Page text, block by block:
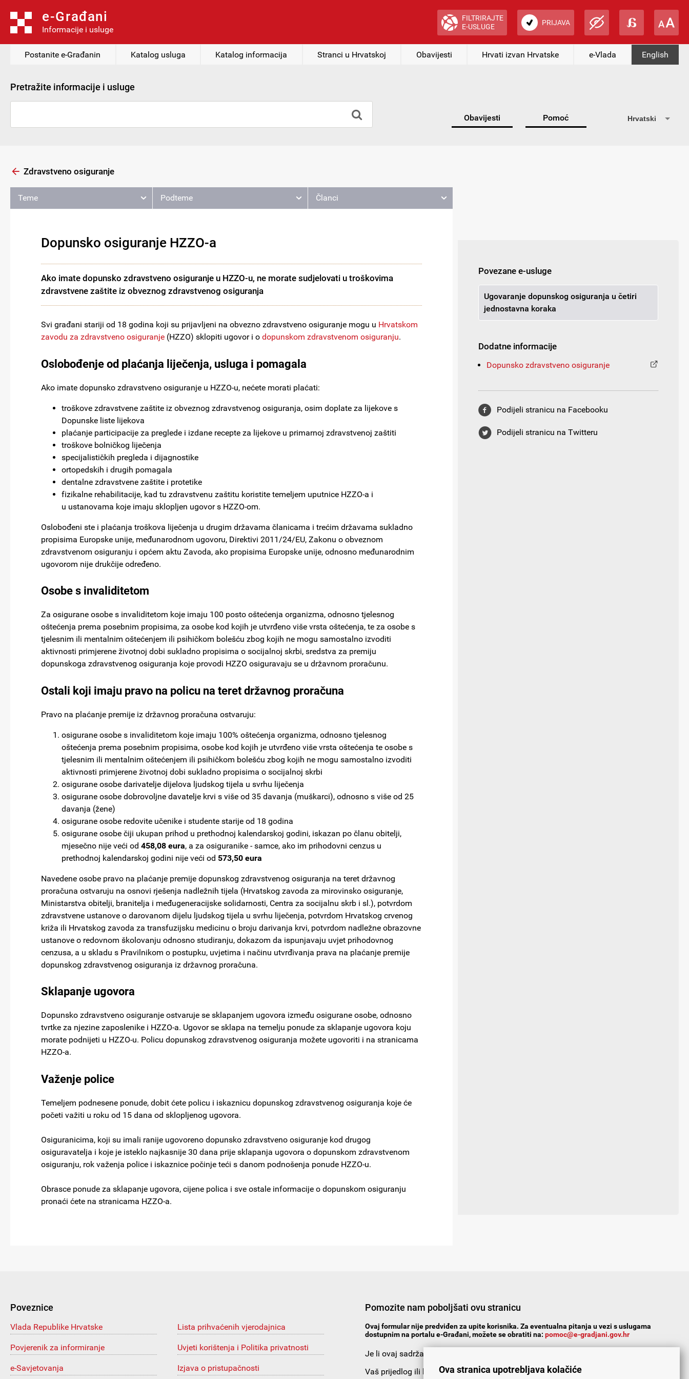
e-Građani
Informacije i usluge
FILTRIRAJTE
E-USLUGE
PRIJAVA
Postanite e-Građanin Katalog usluga Katalog informacija Stranci u Hrvatskoj Obavijesti Hrvati izvan Hrvatske e-Vlada English
Pretražite informacije i usluge
Obavijesti Pomoć Hrvatski
Zdravstveno osiguranje
Teme Podteme Članci
Dopunsko osiguranje HZZO-a
Ako imate dopunsko zdravstveno osiguranje u HZZO-u, ne morate sudjelovati u troškovima
zdravstvene zaštite iz obveznog zdravstvenog osiguranja
Svi građani stariji od 18 godina koji su prijavljeni na obvezno zdravstveno osiguranje mogu u Hrvatskom
zavodu za zdravstveno osiguranje (HZZO) sklopiti ugovor i o dopunskom zdravstvenom osiguranju.
Oslobođenje od plaćanja liječenja, usluga i pomagala
Ako imate dopunsko zdravstveno osiguranje u HZZO-u, nećete morati plaćati:
troškove zdravstvene zaštite iz obveznog zdravstvenog osiguranja, osim doplate za lijekove s
Dopunske liste lijekova
plaćanje participacije za preglede i izdane recepte za lijekove u primarnoj zdravstvenoj zaštiti
troškove bolničkog liječenja
specijalističkih pregleda i dijagnostike
ortopedskih i drugih pomagala
dentalne zdravstvene zaštite i protetike
fizikalne rehabilitacije, kad tu zdravstvenu zaštitu koristite temeljem uputnice HZZO-a i
u ustanovama koje imaju sklopljen ugovor s HZZO-om.
Oslobođeni ste i plaćanja troškova liječenja u drugim državama članicama i trećim državama sukladno
propisima Europske unije, međunarodnom ugovoru, Direktivi 2011/24/EU, Zakonu o obveznom
zdravstvenom osiguranju i općem aktu Zavoda, ako propisima Europske unije, odnosno međunarodnim
ugovorom nije drukčije određeno.
Osobe s invaliditetom
Za osigurane osobe s invaliditetom koje imaju 100 posto oštećenja organizma, odnosno tjelesnog
oštećenja prema posebnim propisima, za osobe kod kojih je utvrđeno više vrsta oštećenja, te za osobe s
tjelesnim ili mentalnim oštećenjem ili psihičkom bolešću zbog kojih ne mogu samostalno izvoditi
aktivnosti primjerene životnoj dobi sukladno propisima o socijalnoj skrbi, sredstva za premiju
dopunskoga zdravstvenog osiguranja koje provodi HZZO osiguravaju se u državnom proračunu.
Ostali koji imaju pravo na policu na teret državnog proračuna
Pravo na plaćanje premije iz državnog proračuna ostvaruju:
osigurane osobe s invaliditetom koje imaju 100% oštećenja organizma, odnosno tjelesnog
oštećenja prema posebnim propisima, osobe kod kojih je utvrđeno više vrsta oštećenja te osobe s
tjelesnim ili mentalnim oštećenjem ili psihičkom bolešću zbog kojih ne mogu samostalno izvoditi
aktivnosti primjerene životnoj dobi sukladno propisima o socijalnoj skrbi
osigurane osobe darivatelje dijelova ljudskog tijela u svrhu liječenja
osigurane osobe dobrovoljne davatelje krvi s više od 35 davanja (muškarci), odnosno s više od 25
davanja (žene)
osigurane osobe redovite učenike i studente starije od 18 godina
osigurane osobe čiji ukupan prihod u prethodnoj kalendarskoj godini, iskazan po članu obitelji,
mjesečno nije veći od 458,08 eura, a za osiguranike - samce, ako im prihodovni cenzus u
prethodnoj kalendarskoj godini nije veći od 573,50 eura
Navedene osobe pravo na plaćanje premije dopunskog zdravstvenog osiguranja na teret državnog
proračuna ostvaruju na osnovi rješenja nadležnih tijela (Hrvatskog zavoda za mirovinsko osiguranje,
Ministarstva obitelji, branitelja i međugeneracijske solidarnosti, Centra za socijalnu skrb i sl.), potvrdom
zdravstvene ustanove o darovanom dijelu ljudskog tijela u svrhu liječenja, potvrdom Hrvatskog crvenog
križa ili Hrvatskog zavoda za transfuzijsku medicinu o broju darivanja krvi, potvrdom nadležne obrazovne
ustanove o redovnom školovanju odnosno studiranju, dokazom da ispunjavaju uvjet prihodovnog
cenzusa, a u skladu s Pravilnikom o postupku, uvjetima i načinu utvrđivanja prava na plaćanje premije
dopunskog zdravstvenog osiguranja iz državnog proračuna.
Sklapanje ugovora
Dopunsko zdravstveno osiguranje ostvaruje se sklapanjem ugovora između osigurane osobe, odnosno
tvrtke za njezine zaposlenike i HZZO-a. Ugovor se sklapa na temelju ponude za sklapanje ugovora koju
morate podnijeti u HZZO-u. Policu dopunskog zdravstvenog osiguranja možete ugovoriti i na stranicama
HZZO-a.
Važenje police
Temeljem podnesene ponude, dobit ćete policu i iskaznicu dopunskog zdravstvenog osiguranja koje će
početi važiti u roku od 15 dana od sklopljenog ugovora.
Osiguranicima, koji su imali ranije ugovoreno dopunsko zdravstveno osiguranje kod drugog
osiguravatelja i koje je isteklo najkasnije 30 dana prije sklapanja ugovora o dopunskom zdravstvenom
osiguranju, rok važenja police i iskaznice počinje teći s danom podnošenja ponude HZZO-u.
Obrasce ponude za sklapanje ugovora, cijene polica i sve ostale informacije o dopunskom osiguranju
pronaći ćete na stranicama HZZO-a.
Povezane e-usluge
Ugovaranje dopunskog osiguranja u četiri
jednostavna koraka
Dodatne informacije
Dopunsko zdravstveno osiguranje
Podijeli stranicu na Facebooku
Podijeli stranicu na Twitteru
Poveznice
Vlada Republike Hrvatske
Povjerenik za informiranje
e-Savjetovanja
Lista prihvaćenih vjerodajnica
Uvjeti korištenja i Politika privatnosti
Izjava o pristupačnosti
Pomozite nam poboljšati ovu stranicu
Ovaj formular nije predviđen za upite korisnika. Za eventualna pitanja u vezi s uslugama
dostupnim na portalu e-Građani, možete se obratiti na: pomoc@e-gradjani.gov.hr
Je li ovaj sadržaj koristan?
Vaš prijedlog ili komentar:Ova stranica upotrebljava kolačiće